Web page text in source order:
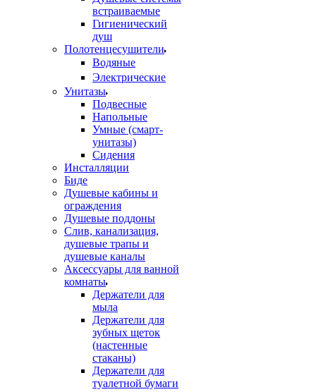
встраиваемые
Гигиенический
душ
Полотенцесушители
ㅤВодяные
ㅤЭлектрические
Унитазы
Подвесные
Напольные
Умные (смарт-
унитазы)
Сидения
Инсталляции
Биде
Душевые кабины и
ограждения
Душевые поддоны
Слив, канализация,
душевые трапы и
душевые каналы
Аксессуары для ванной
комнаты
Держатели для
мыла
Держатели для
зубных щеток
(настенные
стаканы)
Держатели для
туалетной бумаги